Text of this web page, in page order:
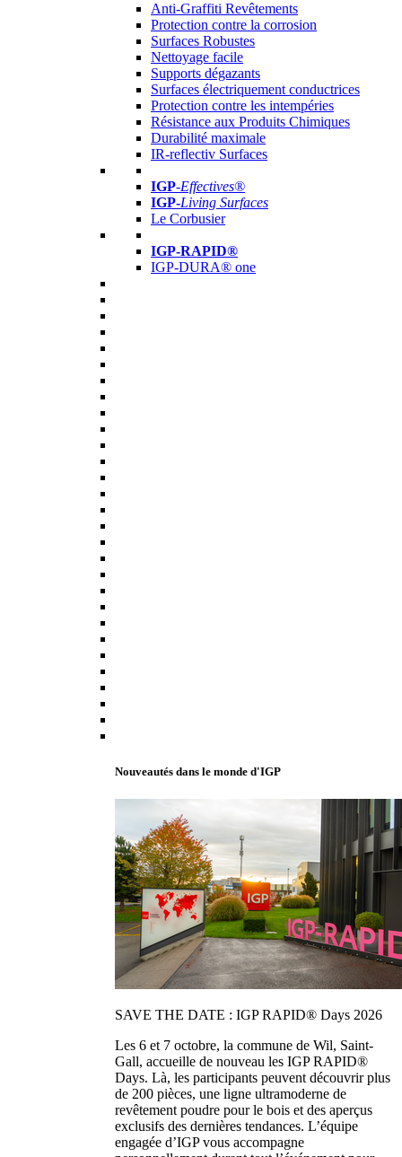
Anti-Graffiti Revêtements
Protection contre la corrosion
Surfaces Robustes
Nettoyage facile
Supports dégazants
Surfaces électriquement conductrices
Protection contre les intempéries
Résistance aux Produits Chimiques
Durabilité maximale
IR-reflectiv Surfaces
IGP-Effectives®
IGP-Living Surfaces
Le Corbusier
IGP-RAPID®
IGP-DURA® one
Nouveautés dans le monde d'IGP
SAVE THE DATE : IGP RAPID® Days 2026
Les 6 et 7 octobre, la commune de Wil, Saint-
Gall, accueille de nouveau les IGP RAPID®
Days. Là, les participants peuvent découvrir plus
de 200 pièces, une ligne ultramoderne de
revêtement poudre pour le bois et des aperçus
exclusifs des dernières tendances. L’équipe
engagée d’IGP vous accompagne